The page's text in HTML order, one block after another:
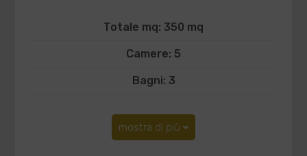
Totale mq: 350 mq
Camere: 5
Bagni: 3
mostra di più